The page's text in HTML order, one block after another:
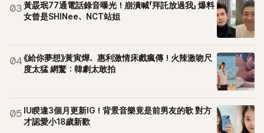
03黃晸珉77通電話錄音曝光！崩潰喊「拜託放過我」 爆料
女曾是SHINee、NCT站姐
04《給你夢想》黃寅燁、惠利激情床戲瘋傳！火辣激吻尺
度太猛 網驚：韓劇太敢拍
05 IU睽違3個月更新IG！背景音樂竟是前男友的歌 對方
才認愛小18歲新歡